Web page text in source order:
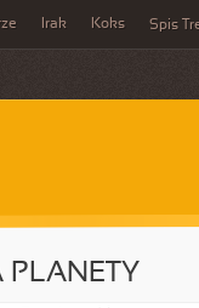
Irak Koks Spis
PLANETY